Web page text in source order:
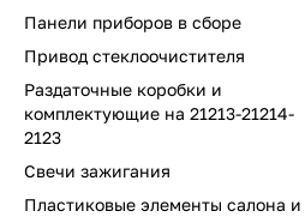
Панели приборов в сборе
Привод стеклоочистителя
Раздаточные коробки и
комплектующие на 21213-21214-
2123
Свечи зажигания
Пластиковые элементы салона и